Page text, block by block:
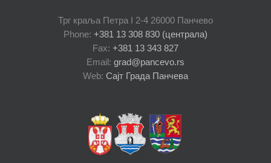
Трг краља Петра I 2-4 26000 Панчево
Phone: +381 13 308 830 (централа)
Fax: +381 13 343 827
Email: grad@pancevo.rs
Web: Сајт Града Панчева